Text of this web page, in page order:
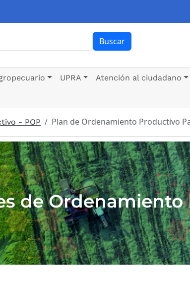
Buscar
UPRA Atención al ciudadano
- POP Plan de Ordenamiento Productivo
de